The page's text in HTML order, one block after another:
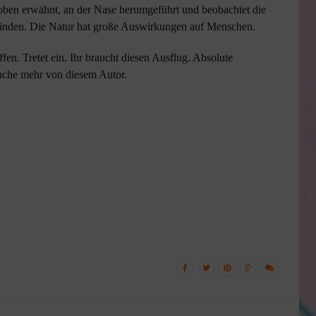
erwähnt, an der Nase herumgeführt und beobachtet die
Die Natur hat große Auswirkungen auf Menschen.
Tretet ein. Ihr braucht diesen Ausflug. Absolute
mehr von diesem Autor.